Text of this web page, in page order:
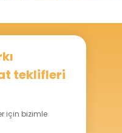
teklifleri
için bizimle